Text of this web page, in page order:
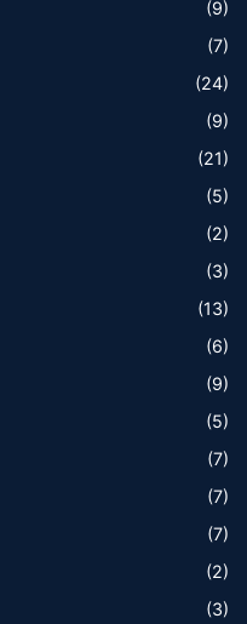
(9)
(7)
(24)
(9)
(21)
(5)
(2)
(3)
(13)
(6)
(9)
(5)
(7)
(7)
(7)
(2)
(3)